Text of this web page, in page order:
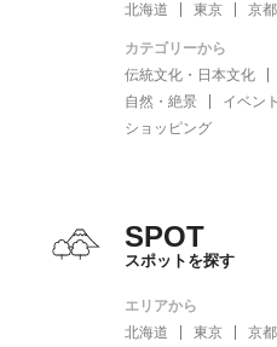
北海道
東京 京都
カテゴリーから
伝統文化・日本文化
自然・絶景
イベン
ショッピング
SPOT
スポットを探す
エリアから
北海道
東京 京都